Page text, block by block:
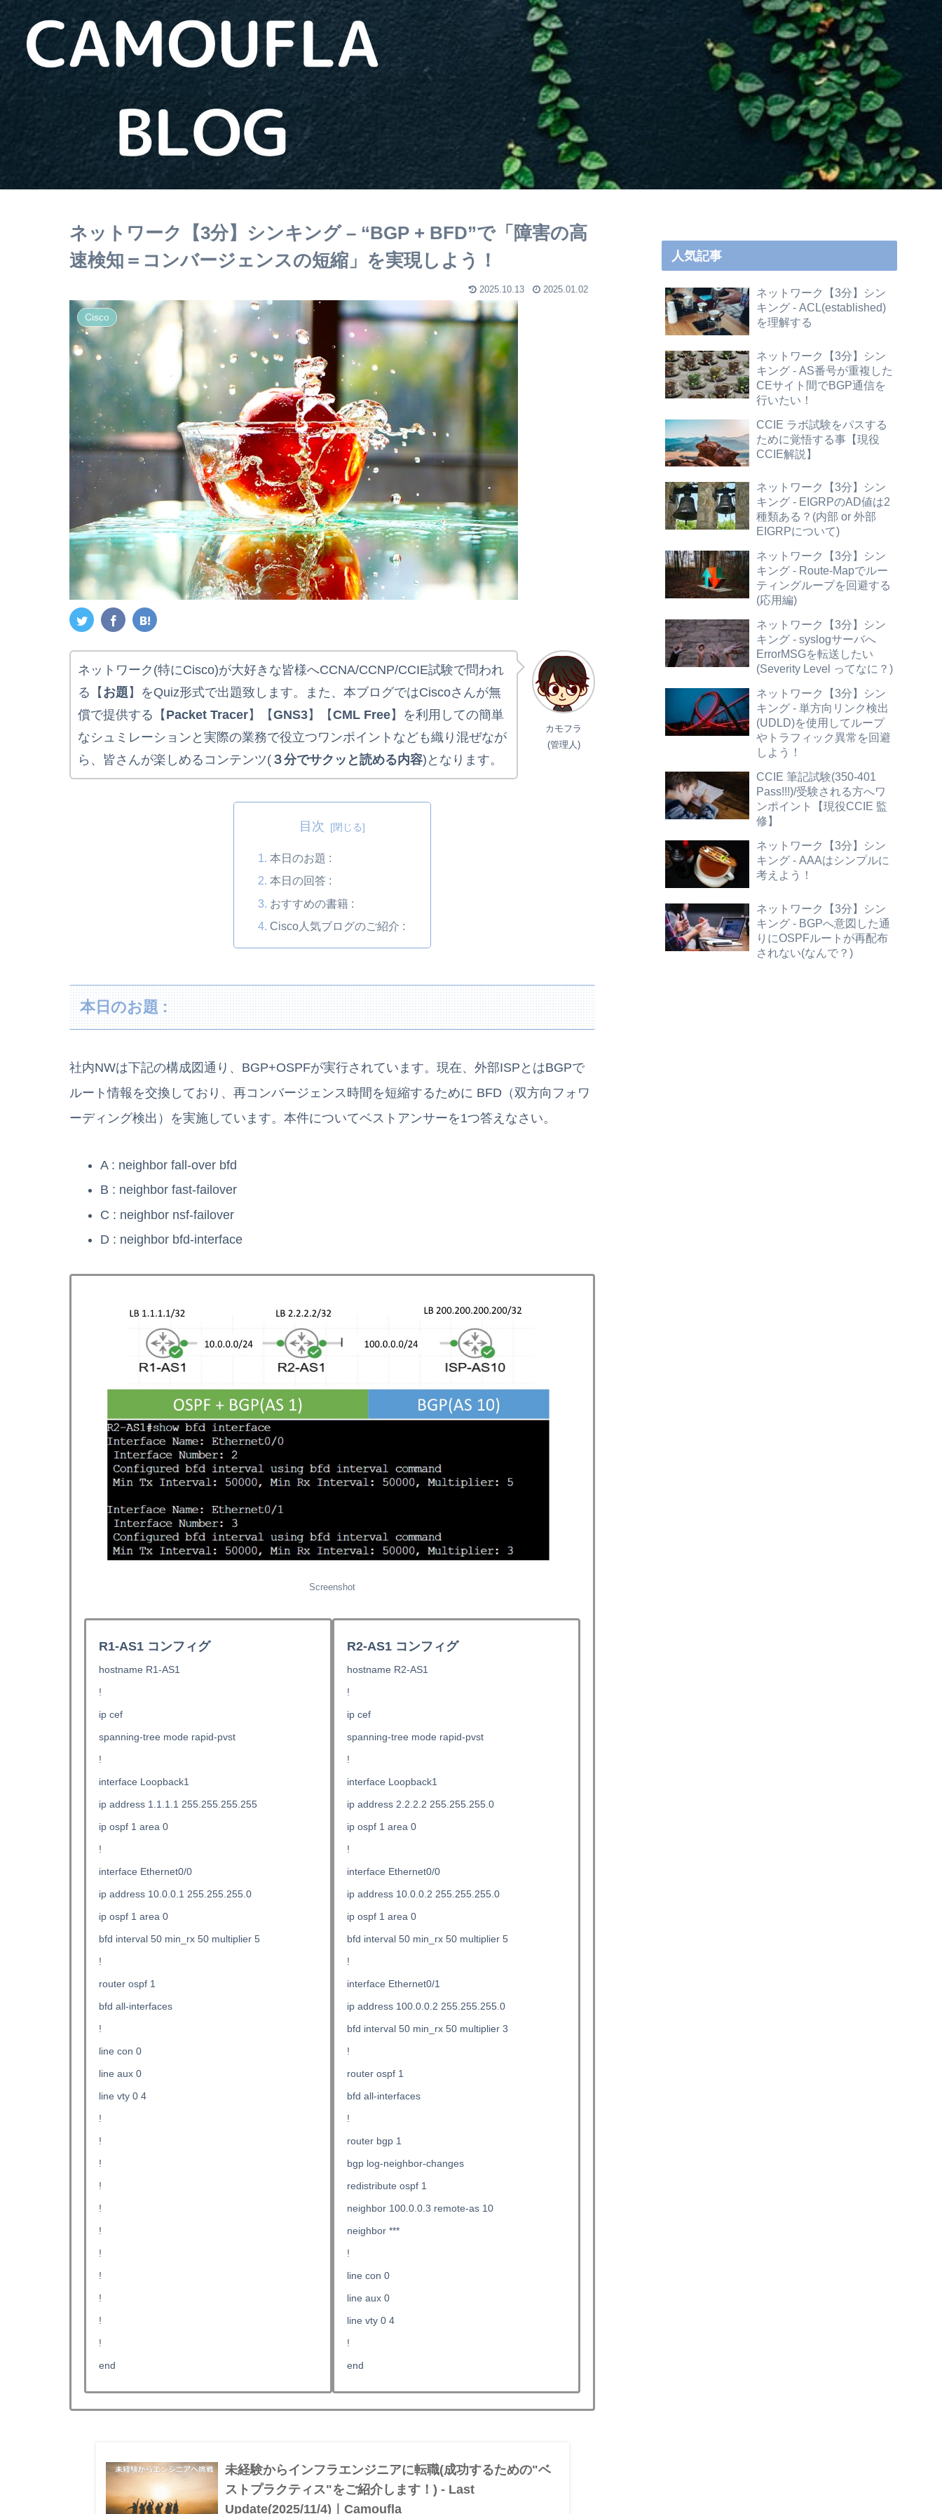
ネットワーク【3分】シンキング – “BGP + BFD”で「障害の高
速検知＝コンバージェンスの短縮」を実現しよう！
2025.10.13 2025.01.02
Cisco
カモフラ
(管理人)
ネットワーク(特にCisco)が大好きな皆様へCCNA/CCNP/CCIE試験で問われ
る【 お題 】をQuiz形式で出題致します。また、本ブログではCiscoさんが無
償で提供する【 Packet Tracer】【GNS3】【CML Free】を利用しての簡単
なシュミレーションと実際の業務で役立つワンポイントなども織り混ぜなが
ら、皆さんが楽しめるコンテンツ( ３分でサクッと読める内容)となります。
目次
本日のお題 :
本日の回答 :
おすすめの書籍 :
Cisco人気ブログのご紹介 :
本日のお題 :
社内NWは下記の構成図通り、BGP+OSPFが実行されています。現在、外部ISPとはBGPで
ルート情報を交換しており、再コンバージェンス時間を短縮するために BFD（双方向フォワ
ーディング検出）を実施しています。本件についてベストアンサーを1つ答えなさい。
A : neighbor fall-over bfd
B : neighbor fast-failover
C : neighbor nsf-failover
D : neighbor bfd-interface
Screenshot
R1-AS1 コンフィグ
hostname R1-AS1
!
ip cef
spanning-tree mode rapid-pvst
!
interface Loopback1
ip address 1.1.1.1 255.255.255.255
ip ospf 1 area 0
!
interface Ethernet0/0
ip address 10.0.0.1 255.255.255.0
ip ospf 1 area 0
bfd interval 50 min_rx 50 multiplier 5
!
router ospf 1
bfd all-interfaces
!
line con 0
line aux 0
line vty 0 4
!
!
!
!
!
!
!
!
!
!
!
end
R2-AS1 コンフィグ
hostname R2-AS1
!
ip cef
spanning-tree mode rapid-pvst
!
interface Loopback1
ip address 2.2.2.2 255.255.255.0
ip ospf 1 area 0
!
interface Ethernet0/0
ip address 10.0.0.2 255.255.255.0
ip ospf 1 area 0
bfd interval 50 min_rx 50 multiplier 5
!
interface Ethernet0/1
ip address 100.0.0.2 255.255.255.0
bfd interval 50 min_rx 50 multiplier 3
!
router ospf 1
bfd all-interfaces
!
router bgp 1
bgp log-neighbor-changes
redistribute ospf 1
neighbor 100.0.0.3 remote-as 10
neighbor ***
!
line con 0
line aux 0
line vty 0 4
!
end
未経験からインフラエンジニアに転職(成功するための"ベ
ストプラクティス"をご紹介します！) - Last
Update(2025/11/4)｜Camoufla
人気記事
ネットワーク【3分】シン
キング - ACL(established)
を理解する
ネットワーク【3分】シン
キング - AS番号が重複した
CEサイト間でBGP通信を
行いたい！
CCIE ラボ試験をパスする
ために覚悟する事【現役
CCIE解説】
ネットワーク【3分】シン
キング - EIGRPのAD値は2
種類ある？(内部 or 外部
EIGRPについて)
ネットワーク【3分】シン
キング - Route-Mapでルー
ティングループを回避する
(応用編)
ネットワーク【3分】シン
キング - syslogサーバへ
ErrorMSGを転送したい
(Severity Level ってなに？)
ネットワーク【3分】シン
キング - 単方向リンク検出
(UDLD)を使用してループ
やトラフィック異常を回避
しよう！
CCIE 筆記試験(350-401
Pass!!!)/受験される方へワ
ンポイント【現役CCIE 監
修】
ネットワーク【3分】シン
キング - AAAはシンプルに
考えよう！
ネットワーク【3分】シン
キング - BGPへ意図した通
りにOSPFルートが再配布
されない(なんで？)